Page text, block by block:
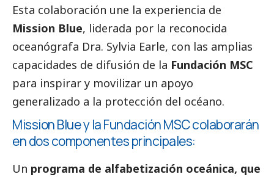
Esta colaboración une la experiencia de
Mission Blue, liderada por la reconocida
oceanógrafa Dra. Sylvia Earle, con las amplias
capacidades de difusión de la Fundación MSC
para inspirar y movilizar un apoyo
generalizado a la protección del océano.
Mission Blue y la Fundación MSC colaborarán
en dos componentes principales:
Un programa de alfabetización oceánica, que